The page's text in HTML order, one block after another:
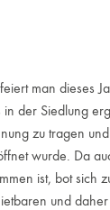
man dieses
der Siedlung
zu tragen
wurde. Da
ist, bot sich
und